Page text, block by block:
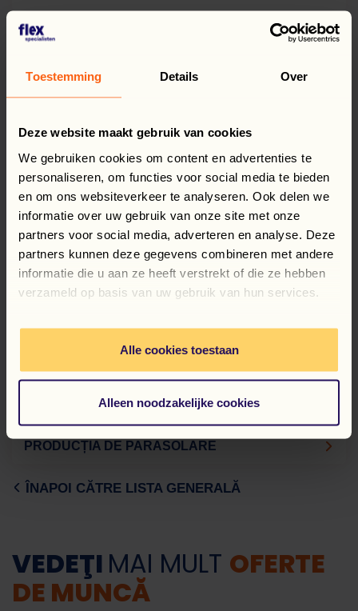
Toestemming Details Over
Deze website maakt gebruik van cookies
We gebruiken cookies om content en advertenties te
personaliseren, om functies voor social media te bieden
en om ons websiteverkeer te analyseren. Ook delen we
informatie over uw gebruik van onze site met onze
partners voor social media, adverteren en analyse. Deze
partners kunnen deze gegevens combineren met andere
informatie die u aan ze heeft verstrekt of die ze hebben
verzameld op basis van uw gebruik van hun services.
Alle cookies toestaan
Alleen noodzakelijke cookies
DENISA DRAGOMIR
recrutor
VĂZUTE RECENT
FLEX SUPPORT
STIL DE VIAȚĂ
PRODUCȚIA DE PARASOLARE
ÎNAPOI CĂTRE LISTA GENERALĂ
VEDEŢI MAI MULT OFERTE
DE MUNCĂ